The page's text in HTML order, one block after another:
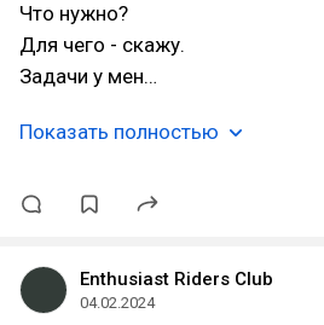
Что нужно?
Для чего - скажу.
Задачи у мен…
Показать полностью
Enthusiast Riders Club
04.02.2024